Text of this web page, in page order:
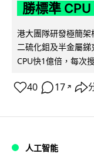
勝標準 CPU
港大團隊研發極簡
二硫化鉬及半金屬
CPU快1億倍，每次
40 17 ↗
人工智能